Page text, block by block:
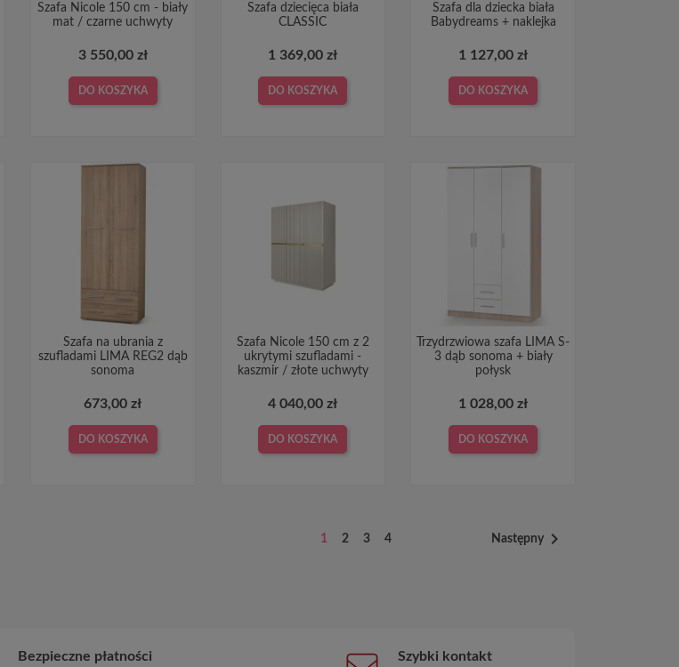
Szafa Nicole 150 cm - biały
mat / czarne uchwyty
3 550,00 zł
DO KOSZYKA
Szafa dziecięca biała
CLASSIC
1 369,00 zł
DO KOSZYKA
Szafa dla dziecka biała
Babydreams + naklejka
1 127,00 zł
DO KOSZYKA
Szafa na ubrania z
szufladami LIMA REG2 dąb
sonoma
673,00 zł
DO KOSZYKA
Szafa Nicole 150 cm z 2
ukrytymi szufladami -
kaszmir / złote uchwyty
4 040,00 zł
DO KOSZYKA
Trzydrzwiowa szafa LIMA S-
3 dąb sonoma + biały
połysk
1 028,00 zł
DO KOSZYKA
1 2 3 4 Następny
Bezpieczne płatności
Szybki kontakt